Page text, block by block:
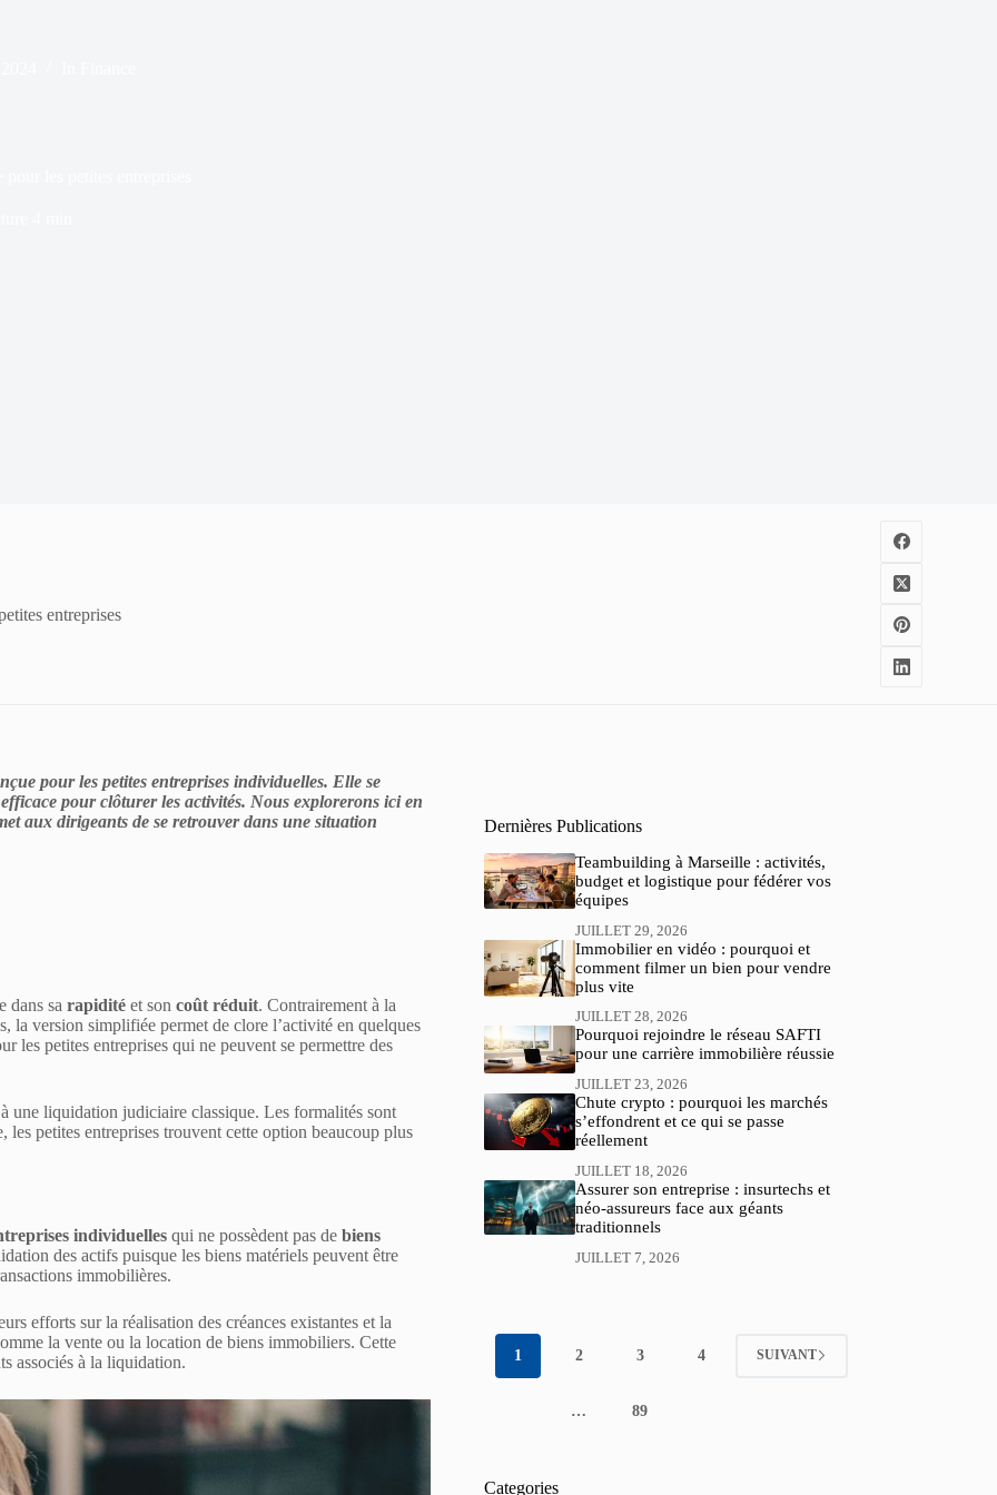
entreprises
pour les petites entreprises individuelles. Elle se
pour clôturer les activités. Nous explorerons ici en
aux dirigeants de se retrouver dans une situation
dans sa rapidité et son coût réduit. Contrairement à la
la version simplifiée permet de clore l’activité en quelques
les petites entreprises qui ne peuvent se permettre des
une liquidation judiciaire classique. Les formalités sont
petites entreprises trouvent cette option beaucoup plus
individuelles qui ne possèdent pas de biens
des actifs puisque les biens matériels peuvent être
immobilières.
efforts sur la réalisation des créances existantes et la
la vente ou la location de biens immobiliers. Cette
associés à la liquidation.
Dernières Publications
Teambuilding à Marseille : activités,
budget et logistique pour fédérer vos
équipes
JUILLET 29, 2026
Immobilier en vidéo : pourquoi et
comment filmer un bien pour vendre
plus vite
JUILLET 28, 2026
Pourquoi rejoindre le réseau SAFTI
pour une carrière immobilière réussie
JUILLET 23, 2026
Chute crypto : pourquoi les marchés
s’effondrent et ce qui se passe
réellement
JUILLET 18, 2026
Assurer son entreprise : insurtechs et
néo-assureurs face aux géants
traditionnels
JUILLET 7, 2026
1 2 3 4
… 89
SUIVANT
Categories